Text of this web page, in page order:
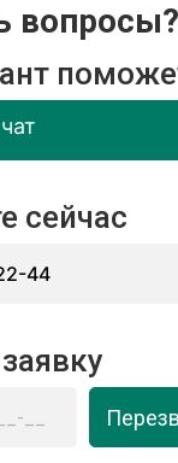
вопросы?
сейчас
44